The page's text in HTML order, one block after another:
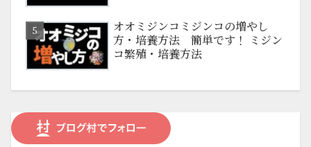
オオミジンコミジンコの増やし
方・培養方法 簡単です！ ミジン
コ繁殖・培養方法